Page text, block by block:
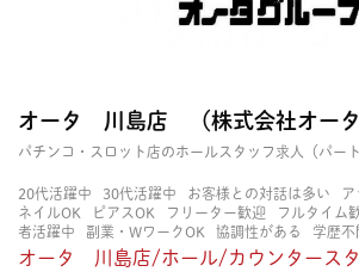
オータ 川島店 （株式会社オータ
パチンコ・スロット店のホールスタッフ求人（パー
20代活躍中 30代活躍中 お客様との対話は多い
ネイルOK
ピアスOK フリーター歓迎 フルタイム
者活躍中
副業・WワークOK 協調性がある 学歴不
られた時間できっちり
知識・経験不要 立ち仕事
自分の都合に合わせやすい
茶髪OK 賑やかな職場
オータ 川島店/ホール/カウンタース